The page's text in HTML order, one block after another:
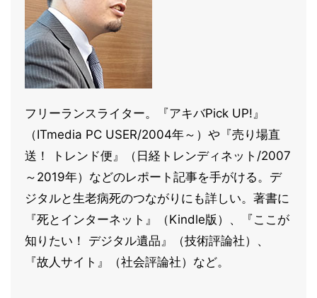
フリーランスライター。『アキバPick UP!』
（ITmedia PC USER/2004年～）や『売り場直
送！ トレンド便』（日経トレンディネット/2007
～2019年）などのレポート記事を手がける。デ
ジタルと生老病死のつながりにも詳しい。著書に
『死とインターネット』（Kindle版）、『ここが
知りたい！ デジタル遺品』（技術評論社）、
『故人サイト』（社会評論社）など。